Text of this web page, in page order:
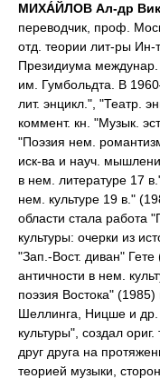
МИХА́ЙЛОВ Ал-др
переводчик, проф.
отд. теории лит-ры
Президиума
им. Гумбольдта. В
лит. энцикл.", "Театр.
коммент. кн. "Музык.
"Поэзия нем.
иск-ва и науч.
в нем. литературе 17
нем. культуре 19 в."
области стала работа
культуры: очерки из
"Зап.-Вост. диван"
античности в нем.
поэзия Востока"
Шеллинга, Ницше и др.
культуры", создал
друг друга на
теорией музыки,